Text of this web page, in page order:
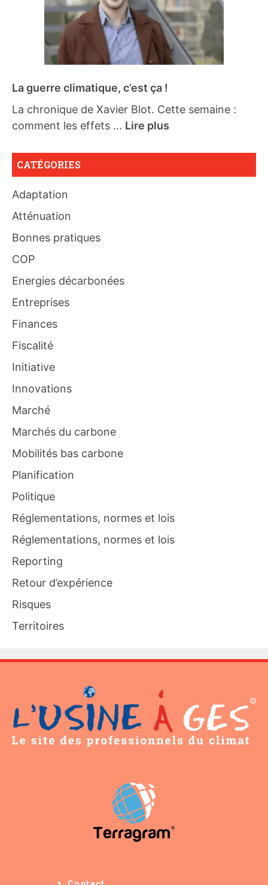
La guerre climatique, c’est ça !
La chronique de Xavier Blot. Cette semaine :
comment les effets ... Lire plus
CATÉGORIES
Adaptation
Atténuation
Bonnes pratiques
COP
Energies décarbonées
Entreprises
Finances
Fiscalité
Initiative
Innovations
Marché
Marchés du carbone
Mobilités bas carbone
Planification
Politique
Réglementations, normes et lois
Réglementations, normes et lois
Reporting
Retour d’expérience
Risques
Territoires